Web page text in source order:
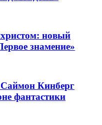
новый
знамение»
Кинберг
фантастики